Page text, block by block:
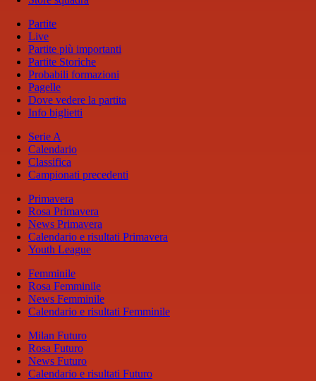
Partite
Live
Partite più importanti
Partite Storiche
Probabili formazioni
Pagelle
Dove vedere la partita
Info biglietti
Serie A
Calendario
Classifica
Campionati precedenti
Primavera
Rosa Primavera
News Primavera
Calendario e risultati Primavera
Youth League
Femminile
Rosa Femminile
News Femminile
Calendario e risultati Femminile
Milan Futuro
Rosa Futuro
News Futuro
Calendario e risultati Futuro